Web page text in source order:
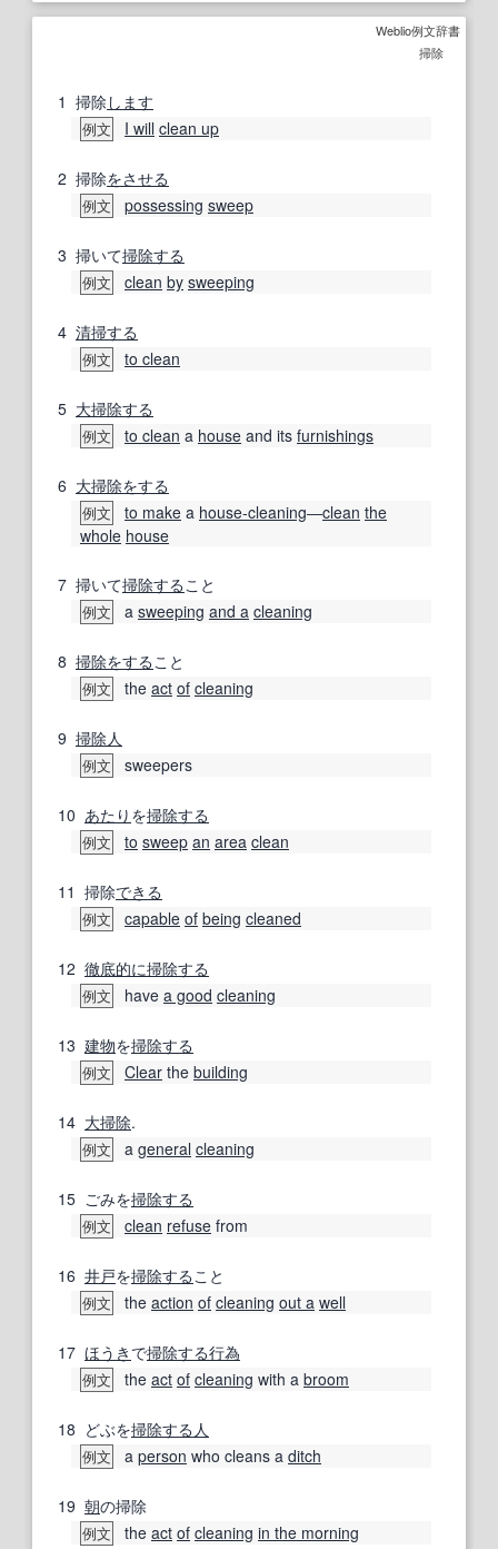
Weblio例文辞書
掃除
1 掃除 します
例文 I will clean up
2 掃除をさせる
例文 possessing sweep
3 掃いて掃除する
例文 clean by sweeping
4 清掃する
例文 to clean
5 大掃除する
例文 to clean a house and its furnishings
6 大掃除をする
例文 to make a house-cleaning―clean the
whole house
7 掃いて掃除する こと
例文 a sweeping and a cleaning
8 掃除をする こと
例文 the act of cleaning
9 掃除人
例文 sweepers
10 あたり を掃除する
例文 to sweep an area clean
11 掃除できる
例文 capable of being cleaned
12 徹底的に掃除する
例文 have a good cleaning
13 建物を掃除する
例文 Clear the building
14 大掃除.
例文 a general cleaning
15 ごみを掃除する
例文 clean refuse from
16 井戸を掃除する こと
例文 the action of cleaning out a well
17 ほうき で掃除する行為
例文 the act of cleaning with a broom
18 どぶを掃除する 人
例文 a person who cleans a ditch
19 朝の掃除
例文 the act of cleaning in the morning